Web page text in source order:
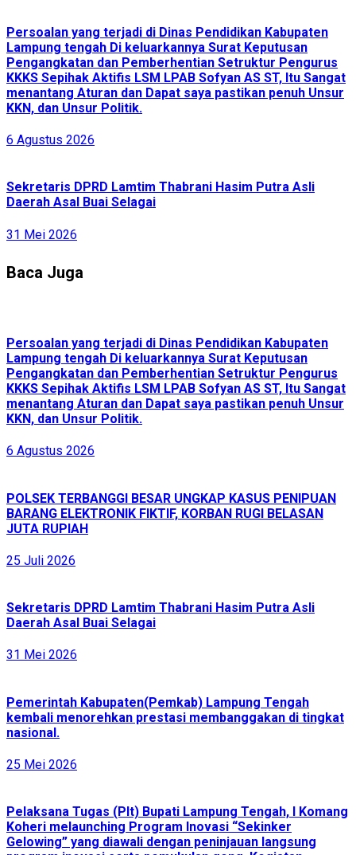
Persoalan yang terjadi di Dinas Pendidikan Kabupaten
Lampung tengah Di keluarkannya Surat Keputusan
Pengangkatan dan Pemberhentian Setruktur Pengurus
KKKS Sepihak Aktifis LSM LPAB Sofyan AS ST, Itu Sangat
menantang Aturan dan Dapat saya pastikan penuh Unsur
KKN, dan Unsur Politik.
6 Agustus 2026
Sekretaris DPRD Lamtim Thabrani Hasim Putra Asli
Daerah Asal Buai Selagai
31 Mei 2026
Baca Juga
Persoalan yang terjadi di Dinas Pendidikan Kabupaten
Lampung tengah Di keluarkannya Surat Keputusan
Pengangkatan dan Pemberhentian Setruktur Pengurus
KKKS Sepihak Aktifis LSM LPAB Sofyan AS ST, Itu Sangat
menantang Aturan dan Dapat saya pastikan penuh Unsur
KKN, dan Unsur Politik.
6 Agustus 2026
POLSEK TERBANGGI BESAR UNGKAP KASUS PENIPUAN
BARANG ELEKTRONIK FIKTIF, KORBAN RUGI BELASAN
JUTA RUPIAH
25 Juli 2026
Sekretaris DPRD Lamtim Thabrani Hasim Putra Asli
Daerah Asal Buai Selagai
31 Mei 2026
Pemerintah Kabupaten(Pemkab) Lampung Tengah
kembali menorehkan prestasi membanggakan di tingkat
nasional.
25 Mei 2026
Pelaksana Tugas (Plt) Bupati Lampung Tengah, I Komang
Koheri melaunching Program Inovasi “Sekinker
Gelowing” yang diawali dengan peninjauan langsung